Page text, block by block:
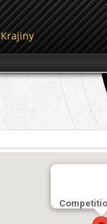
Krajiny